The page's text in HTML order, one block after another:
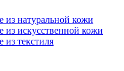
натуральной кожи
искусственной кожи
текстиля